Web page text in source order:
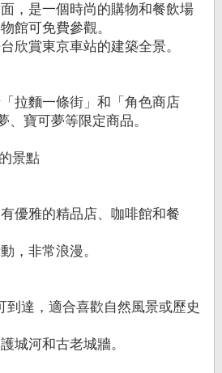
，是一個時尚的購物和餐飲場
館可免費參觀。
欣賞東京車站的建築全景。
拉麵一條街」和「角色商店
、寶可夢等限定商品。
景點
優雅的精品店、咖啡館和餐
，非常浪漫。
到達，適合喜歡自然風景或歷史
城河和古老城牆。